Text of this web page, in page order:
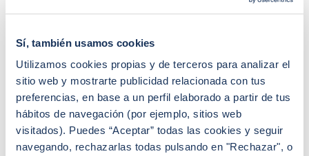
Sí, también usamos cookies
Utilizamos cookies propias y de terceros para analizar el
sitio web y mostrarte publicidad relacionada con tus
preferencias, en base a un perfil elaborado a partir de tus
hábitos de navegación (por ejemplo, sitios web
visitados). Puedes “Aceptar” todas las cookies y seguir
navegando, rechazarlas todas pulsando en "Rechazar", o
31 / Enero / 2025
CONCEPTOS RELACIONADOS
Solvencia
Ingresos